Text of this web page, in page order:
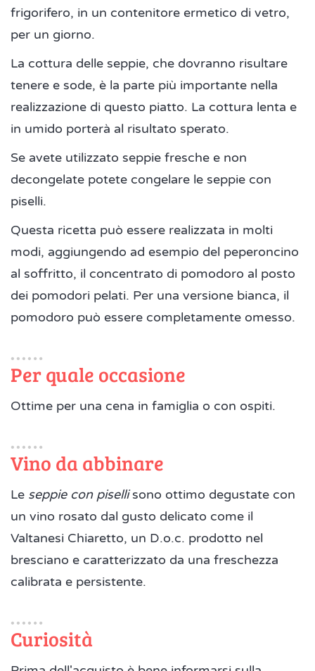
frigorifero, in un contenitore ermetico di vetro,
per un giorno.
La cottura delle seppie, che dovranno risultare
tenere e sode, è la parte più importante nella
realizzazione di questo piatto. La cottura lenta e
in umido porterà al risultato sperato.
Se avete utilizzato seppie fresche e non
decongelate potete congelare le seppie con
piselli.
Questa ricetta può essere realizzata in molti
modi, aggiungendo ad esempio del peperoncino
al soffritto, il concentrato di pomodoro al posto
dei pomodori pelati. Per una versione bianca, il
pomodoro può essere completamente omesso.
Per quale occasione
Ottime per una cena in famiglia o con ospiti.
Vino da abbinare
Le seppie con pisellisono ottimo degustate con
un vino rosato dal gusto delicato come il
Valtanesi Chiaretto, un D.o.c. prodotto nel
bresciano e caratterizzato da una freschezza
calibrata e persistente.
Curiosità